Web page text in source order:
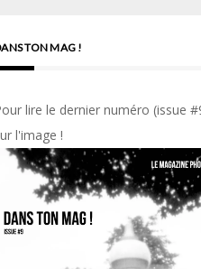
TON MAG !
lire le dernier numéro (issue
l'image !